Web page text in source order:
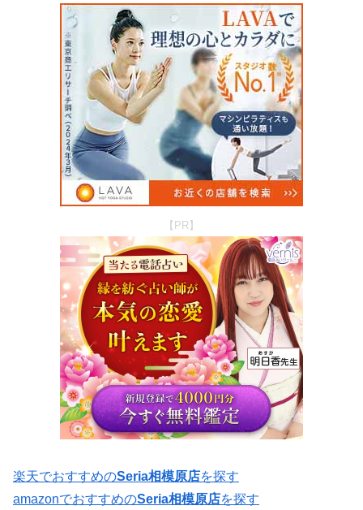
【PR】
楽天でおすすめのSeria相模原店を探す
amazonでおすすめのSeria相模原店を探す